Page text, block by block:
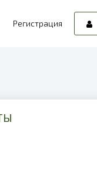
Регистрация